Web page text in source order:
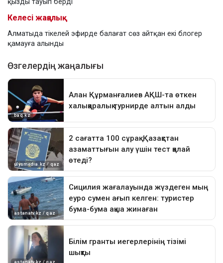
Келесі жаңалық
Алматыда тікелей эфирде балағат сөз айтқан екі блогер
қамауға алынды